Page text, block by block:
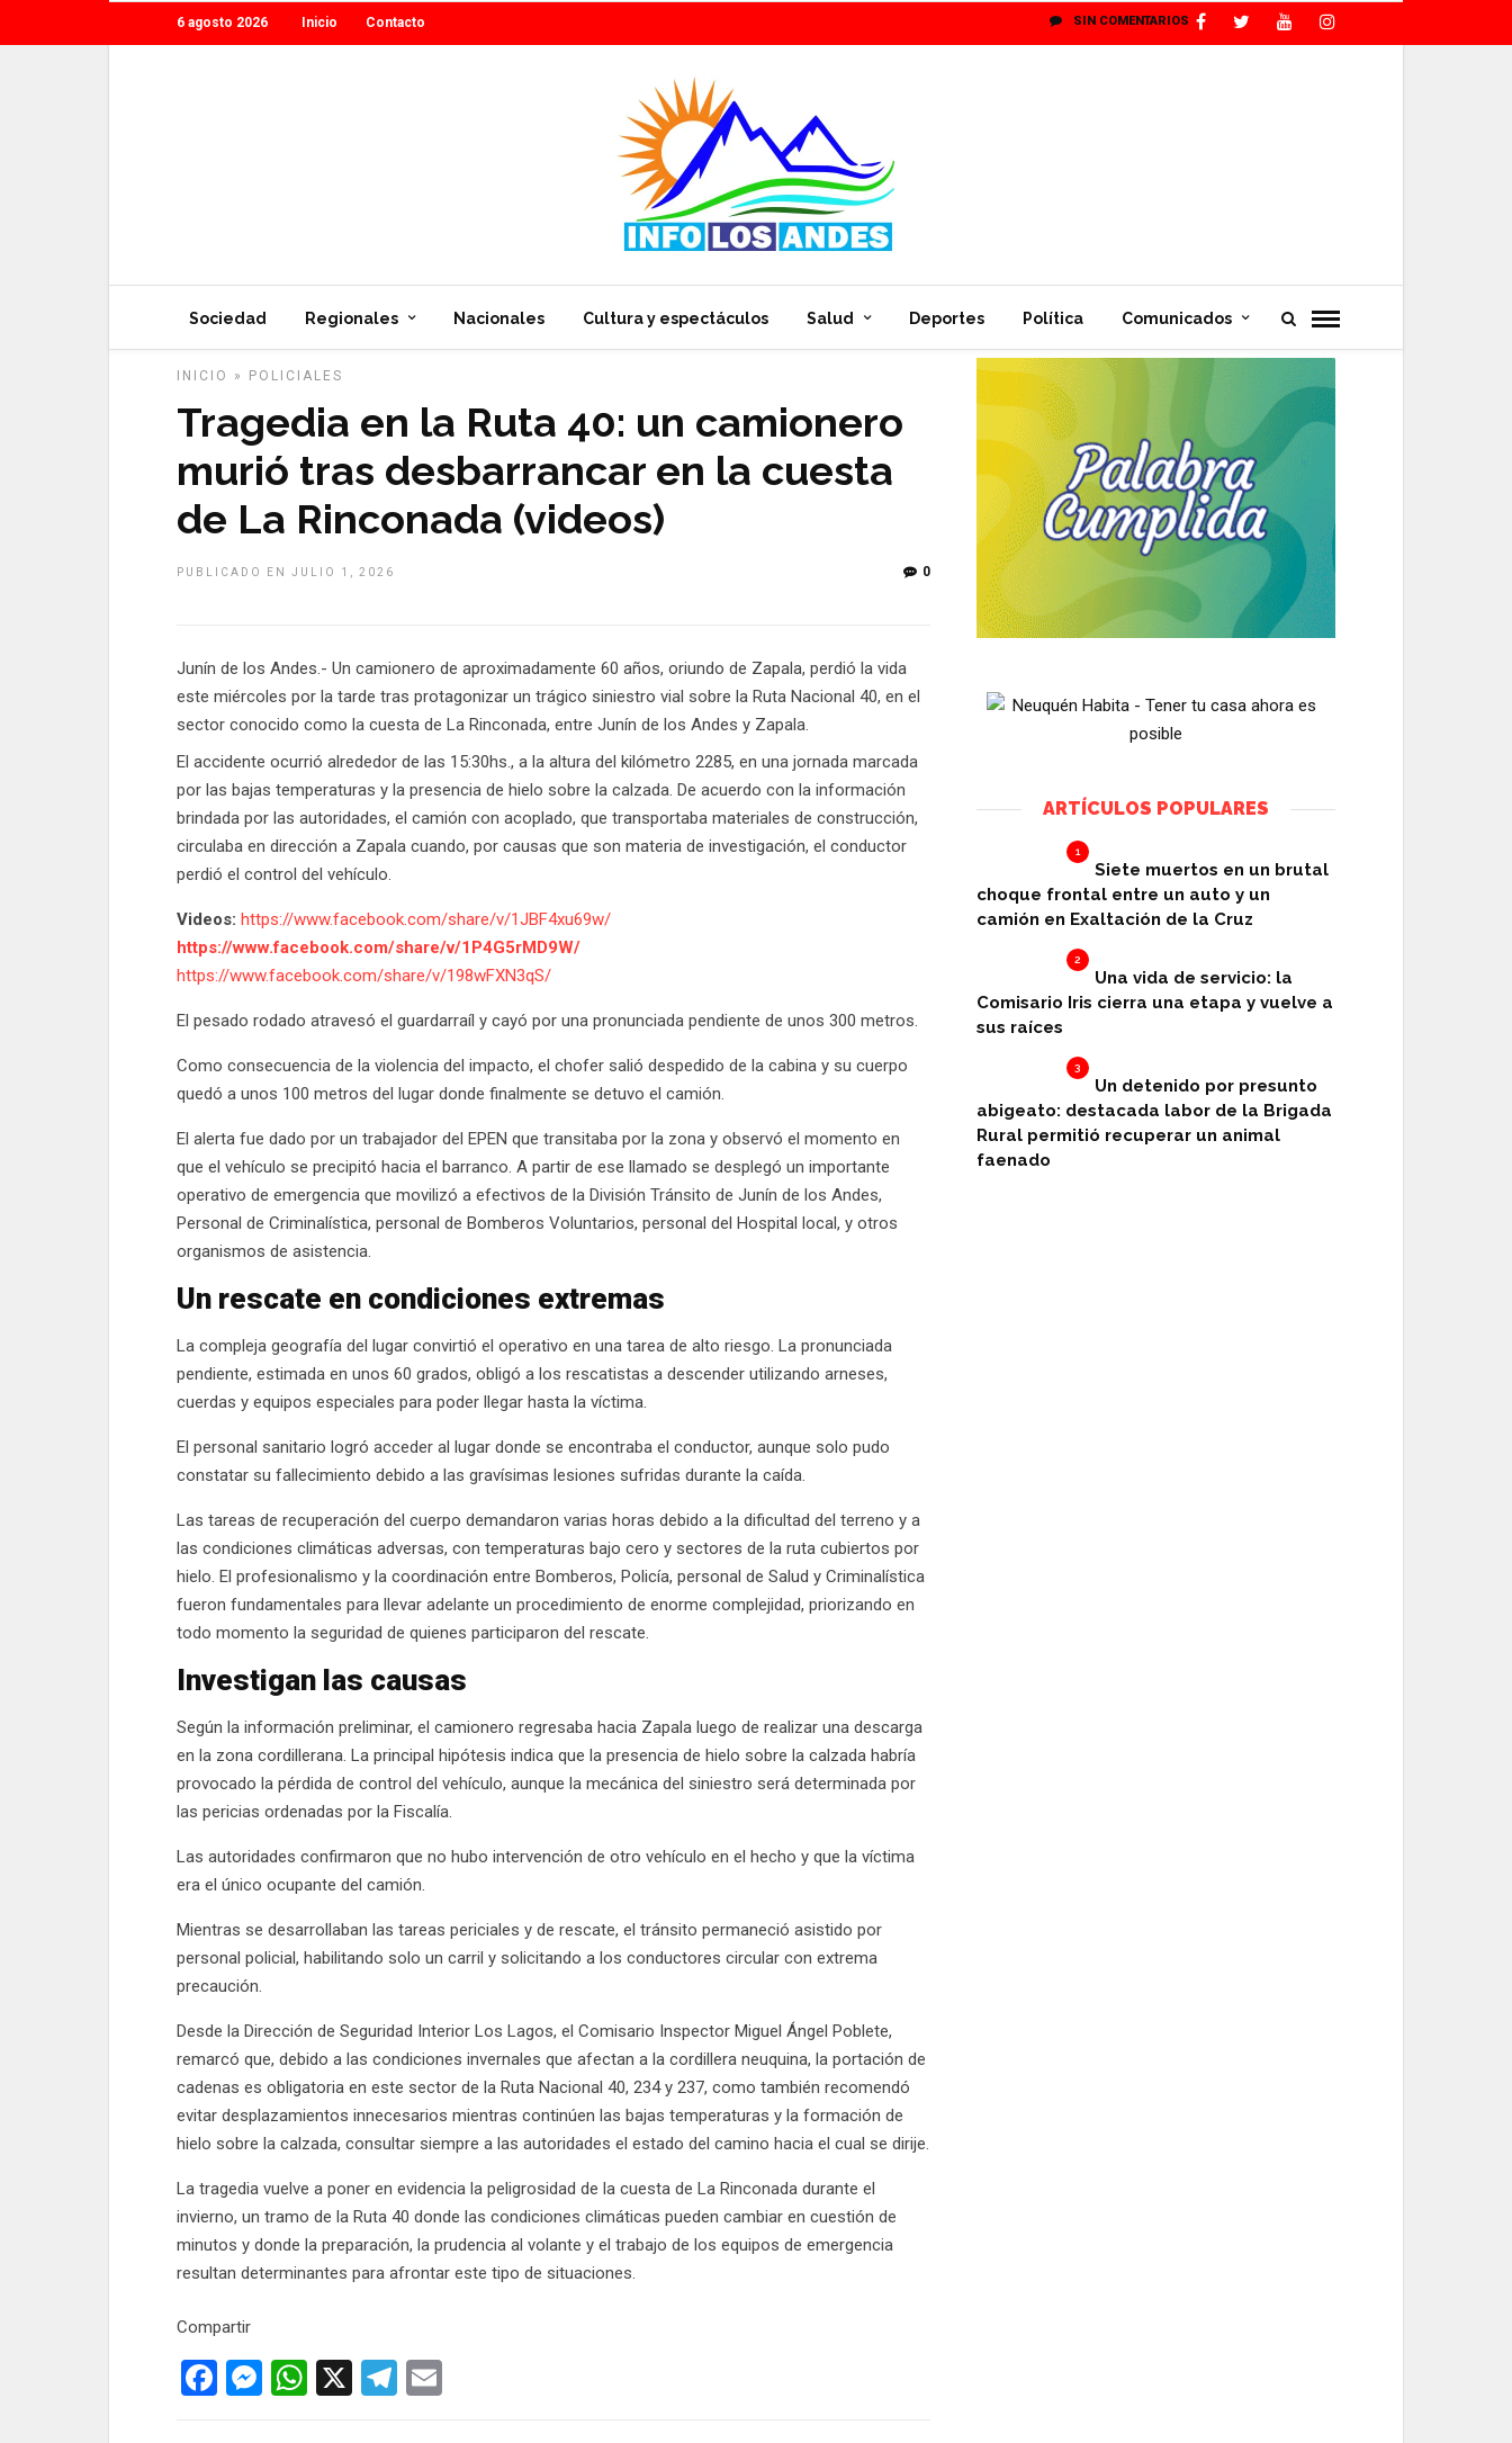
6 agosto 2026 Inicio Contacto
Sociedad Regionales Nacionales Cultura y espectáculos Salud Deportes Política Comunicados
INICIO » POLICIALES
Tragedia en la Ruta 40: un camionero
murió tras desbarrancar en la cuesta
de La Rinconada (videos)
PUBLICADO EN JULIO 1, 2026 0
Junín de los Andes.- Un camionero de aproximadamente 60 años, oriundo de Zapala, perdió la vida
este miércoles por la tarde tras protagonizar un trágico siniestro vial sobre la Ruta Nacional 40, en el
sector conocido como la cuesta de La Rinconada, entre Junín de los Andes y Zapala.
El accidente ocurrió alrededor de las 15:30hs., a la altura del kilómetro 2285, en una jornada marcada
por las bajas temperaturas y la presencia de hielo sobre la calzada. De acuerdo con la información
brindada por las autoridades, el camión con acoplado, que transportaba materiales de construcción,
circulaba en dirección a Zapala cuando, por causas que son materia de investigación, el conductor
perdió el control del vehículo.
Videos: https://www.facebook.com/share/v/1JBF4xu69w/
https://www.facebook.com/share/v/1P4G5rMD9W/
https://www.facebook.com/share/v/198wFXN3qS/
El pesado rodado atravesó el guardarraíl y cayó por una pronunciada pendiente de unos 300 metros.
Como consecuencia de la violencia del impacto, el chofer salió despedido de la cabina y su cuerpo
quedó a unos 100 metros del lugar donde finalmente se detuvo el camión.
El alerta fue dado por un trabajador del EPEN que transitaba por la zona y observó el momento en
que el vehículo se precipitó hacia el barranco. A partir de ese llamado se desplegó un importante
operativo de emergencia que movilizó a efectivos de la División Tránsito de Junín de los Andes,
Personal de Criminalística, personal de Bomberos Voluntarios, personal del Hospital local, y otros
organismos de asistencia.
Un rescate en condiciones extremas
La compleja geografía del lugar convirtió el operativo en una tarea de alto riesgo. La pronunciada
pendiente, estimada en unos 60 grados, obligó a los rescatistas a descender utilizando arneses,
cuerdas y equipos especiales para poder llegar hasta la víctima.
El personal sanitario logró acceder al lugar donde se encontraba el conductor, aunque solo pudo
constatar su fallecimiento debido a las gravísimas lesiones sufridas durante la caída.
Las tareas de recuperación del cuerpo demandaron varias horas debido a la dificultad del terreno y a
las condiciones climáticas adversas, con temperaturas bajo cero y sectores de la ruta cubiertos por
hielo. El profesionalismo y la coordinación entre Bomberos, Policía, personal de Salud y Criminalística
fueron fundamentales para llevar adelante un procedimiento de enorme complejidad, priorizando en
todo momento la seguridad de quienes participaron del rescate.
Investigan las causas
Según la información preliminar, el camionero regresaba hacia Zapala luego de realizar una descarga
en la zona cordillerana. La principal hipótesis indica que la presencia de hielo sobre la calzada habría
provocado la pérdida de control del vehículo, aunque la mecánica del siniestro será determinada por
las pericias ordenadas por la Fiscalía.
Las autoridades confirmaron que no hubo intervención de otro vehículo en el hecho y que la víctima
era el único ocupante del camión.
Mientras se desarrollaban las tareas periciales y de rescate, el tránsito permaneció asistido por
personal policial, habilitando solo un carril y solicitando a los conductores circular con extrema
precaución.
Desde la Dirección de Seguridad Interior Los Lagos, el Comisario Inspector Miguel Ángel Poblete,
remarcó que, debido a las condiciones invernales que afectan a la cordillera neuquina, la portación de
cadenas es obligatoria en este sector de la Ruta Nacional 40, 234 y 237, como también recomendó
evitar desplazamientos innecesarios mientras continúen las bajas temperaturas y la formación de
hielo sobre la calzada, consultar siempre a las autoridades el estado del camino hacia el cual se dirije.
La tragedia vuelve a poner en evidencia la peligrosidad de la cuesta de La Rinconada durante el
invierno, un tramo de la Ruta 40 donde las condiciones climáticas pueden cambiar en cuestión de
minutos y donde la preparación, la prudencia al volante y el trabajo de los equipos de emergencia
resultan determinantes para afrontar este tipo de situaciones.
Compartir
F
M W X
T
ARTÍCULOS POPULARES
1
Siete muertos en un brutal
choque frontal entre un auto y un
camión en Exaltación de la Cruz
2
Una vida de servicio: la
Comisario Iris cierra una etapa y vuelve a
sus raíces
3
Un detenido por presunto
abigeato: destacada labor de la Brigada
Rural permitió recuperar un animal
faenado
SIN COMENTARIOS